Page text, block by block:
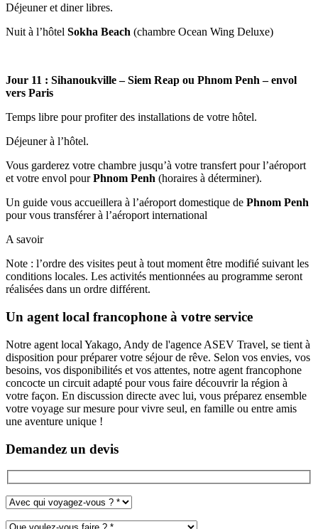
Déjeuner et diner libres.
Nuit à l’hôtel Sokha Beach (chambre Ocean Wing Deluxe)
Jour 11 : Sihanoukville – Siem Reap ou Phnom Penh – envol
vers Paris
Temps libre pour profiter des installations de votre hôtel.
Déjeuner à l’hôtel.
Vous garderez votre chambre jusqu’à votre transfert pour l’aéroport
et votre envol pourPhnom Penh (horaires à déterminer).
Un guide vous accueillera à l’aéroport domestique de Phnom Penh
pour vous transférer à l’aéroport international
A savoir
Note : l’ordre des visites peut à tout moment être modifié suivant les
conditions locales. Les activités mentionnées au programme seront
réalisées dans un ordre différent.
Un agent local francophone à votre service
Notre agent local Yakago, Andy de l'agence ASEV Travel, se tient à
disposition pour préparer votre séjour de rêve. Selon vos envies, vos
besoins, vos disponibilités et vos attentes, notre agent francophone
concocte un circuit adapté pour vous faire découvrir la région à
votre façon. En discussion directe avec lui, vous préparez ensemble
votre voyage sur mesure pour vivre seul, en famille ou entre amis
une aventure unique !
Demandez un devis